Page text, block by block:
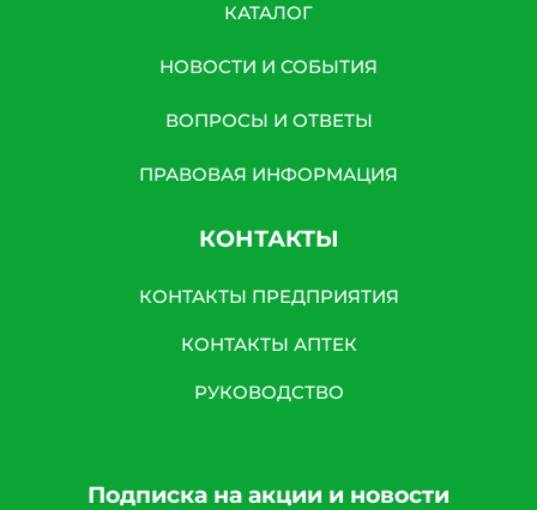
КАТАЛОГ
НОВОСТИ И СОБЫТИЯ
ВОПРОСЫ И ОТВЕТЫ
ПРАВОВАЯ ИНФОРМАЦИЯ
КОНТАКТЫ
КОНТАКТЫ ПРЕДПРИЯТИЯ
КОНТАКТЫ АПТЕК
РУКОВОДСТВО
Подписка на акции и новости